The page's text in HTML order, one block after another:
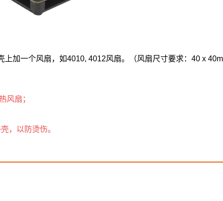
加一个风扇，如4010, 4012风扇。（风扇尺寸要求：40 x
风扇；
以防烫伤。